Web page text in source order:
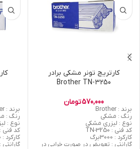
کارتریج تونر مشکی برادر
Brother TN-3250
570,000تومان
برند : Brother
رنگ : مشکی
نوع : لیزری مشکی
کد فنی : TN-3250
کارکرد : 3000برگ
گارانتی : تعویض در صورت خرابی در
برند : Brother
رنگ :
نوع :
کد فنی : TN-3145
کارکرد : 4500برگ